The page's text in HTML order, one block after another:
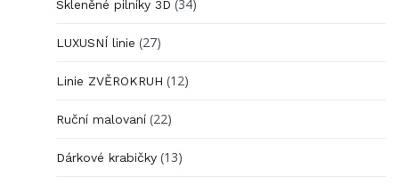
Skleněné pilníky 3D (34)
LUXUSNÍ linie (27)
Linie ZVĚROKRUH (12)
Ruční malovaní (22)
Dárkové krabičky (13)